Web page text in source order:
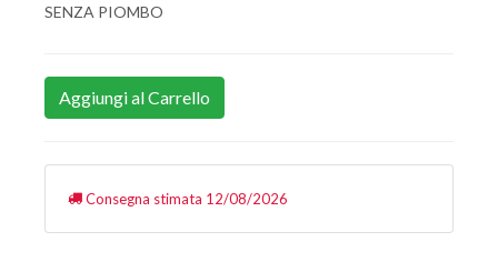
SENZA PIOMBO
Aggiungi al Carrello
Consegna stimata 12/08/2026